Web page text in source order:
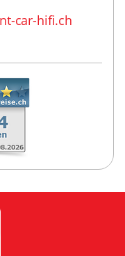
car-hifi.ch